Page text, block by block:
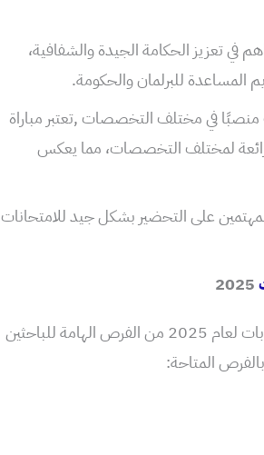
تعزيز الحكامة الجيدة والشفافية،
المساعدة للبرلمان والحكومة.
منصبًا في مختلف التخصصات ,تعتبر مباراة
لمختلف التخصصات، مما يعكس
على التحضير بشكل جيد للامتحانات
تُعتبر مباراة توظيف 67 منصبًا بالمجلس الأعلى للحسابات لعام 2025 من الفرص الهامة للباحثين
المتاحة: